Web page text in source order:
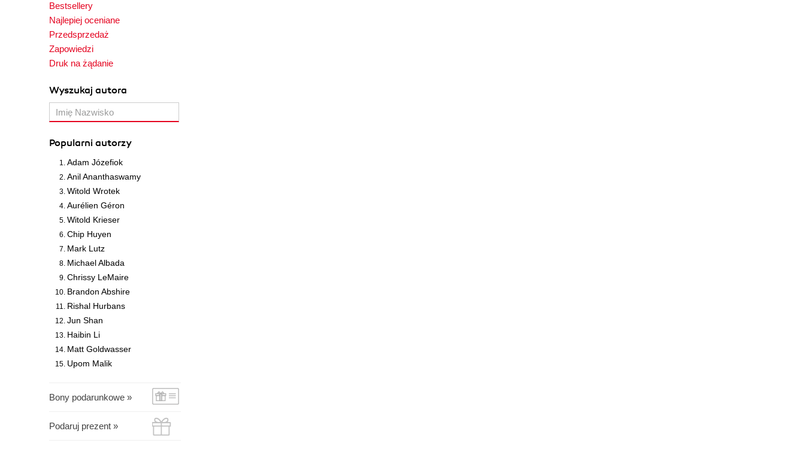
Bestsellery
Najlepiej oceniane
Przedsprzedaż
Zapowiedzi
Druk na żądanie
Wyszukaj autora
Popularni autorzy
Adam Józefiok
Anil Ananthaswamy
Witold Wrotek
Aurélien Géron
Witold Krieser
Chip Huyen
Mark Lutz
Michael Albada
Chrissy LeMaire
Brandon Abshire
Rishal Hurbans
Jun Shan
Haibin Li
Matt Goldwasser
Upom Malik
Bony podarunkowe »
Podaruj prezent »